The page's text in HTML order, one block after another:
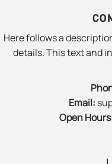
Here follows a
details. This text and
Email:
Open